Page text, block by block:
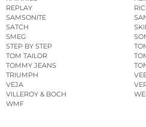
REPLAY
SAMSONITE
SATCH
SMEG
STEP BY STEP
TOM TAILOR
TOMMY JEANS
TRIUMPH
VEJA
VILLEROY & BOCH
WMF